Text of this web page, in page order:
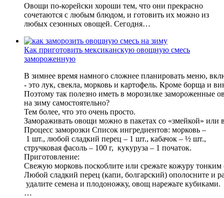
Овощи по-корейски хороши тем, что они прекрасно
сочетаются с любым блюдом, и готовить их можно из
любых сезонных овощей. Сегодня…
Как приготовить мексиканскую овощную смесь
замороженную
В зимнее время намного сложнее планировать меню,
- это лук, свекла, морковь и картофель. Кроме борща и
Поэтому так полезно иметь в морозилке замороженные
на зиму самостоятельно?
Тем более, что это очень просто.
Замораживать овощи можно в пакетах со «змейкой» или
Процесс заморозки Список ингредиентов: морковь –
1 шт., любой сладкий перец – 1 шт., кабачок – ½ шт.,
стручковая фасоль – 100 г, кукуруза – 1 початок.
Приготовление:
Свежую морковь поскоблите или срежьте кожуру
Любой сладкий перец (капи, болгарский) ополосните и
удалите семена и плодоножку, овощ нарежьте кубиками.
…